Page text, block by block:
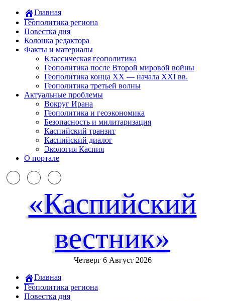
Главная
Геополитика региона
Повестка дня
Колонка редактора
Факты и материалы
Классическая геополитика
Геополитика после Второй мировой войны
Геополитика конца XX — начала XXI вв.
Геополитика третьей волны
Актуальные проблемы
Вокруг Ирана
Геополитика и геоэкономика
Безопасность и милитаризация
Каспийский транзит
Каспийский диалог
Экология Каспия
О портале
«Каспийский
вестник»
Четверг 6 Август 2026
Главная
Геополитика региона
Повестка дня